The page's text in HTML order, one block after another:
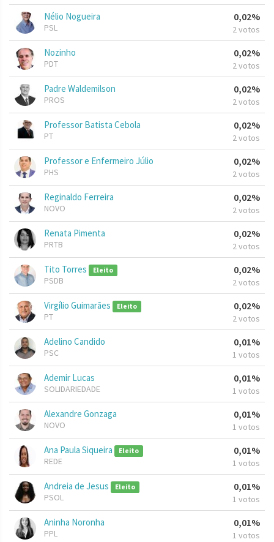
Nélio Nogueira
PSL
0,02%
2 votos
Nozinho
PDT
0,02%
2 votos
Padre Waldemilson
PROS
0,02%
2 votos
Professor Batista Cebola
PT
0,02%
2 votos
Professor e Enfermeiro Júlio
PHS
0,02%
2 votos
Reginaldo Ferreira
NOVO
0,02%
2 votos
Renata Pimenta
PRTB
0,02%
2 votos
Tito Torres Eleito
PSDB
0,02%
2 votos
Virgílio Guimarães Eleito
PT
0,02%
2 votos
Adelino Candido
PSC
0,01%
1 votos
Ademir Lucas
SOLIDARIEDADE
0,01%
1 votos
Alexandre Gonzaga
NOVO
0,01%
1 votos
Ana Paula Siqueira Eleito
REDE
0,01%
1 votos
Andreia de Jesus Eleito
PSOL
0,01%
1 votos
Aninha Noronha
PPL
0,01%
1 votos